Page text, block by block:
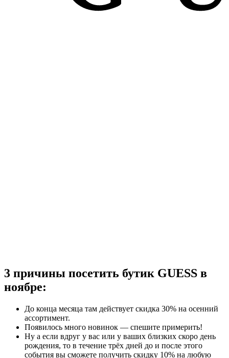
3 причины посетить бутик GUESS в
ноябре:
До конца месяца там действует скидка 30% на осенний
ассортимент.
Появилось много новинок — спешите примерить!
Ну а если вдруг у вас или у ваших близких скоро день
рождения, то в течение трёх дней до и после этого
события вы сможете получить скидку 10% на любую